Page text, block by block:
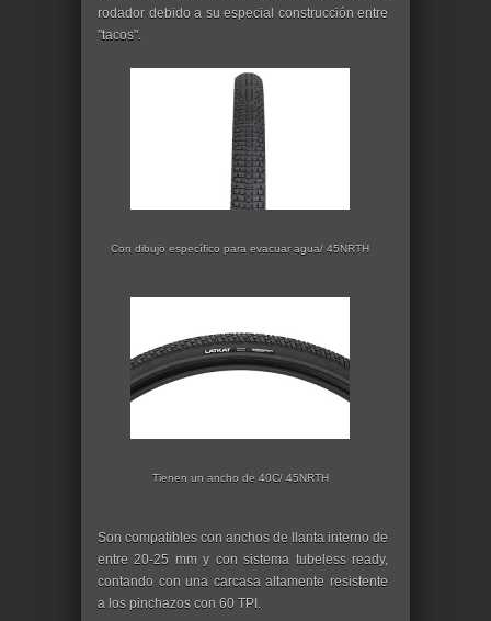
rodador debido a su especial construcción entre
"tacos".
Con dibujo específico para evacuar agua/ 45NRTH
Tienen un ancho de 40C/ 45NRTH
Son compatibles con anchos de llanta interno de
entre 20-25 mm y con sistema tubeless ready,
contando con una carcasa altamente resistente
a los pinchazos con 60 TPI.